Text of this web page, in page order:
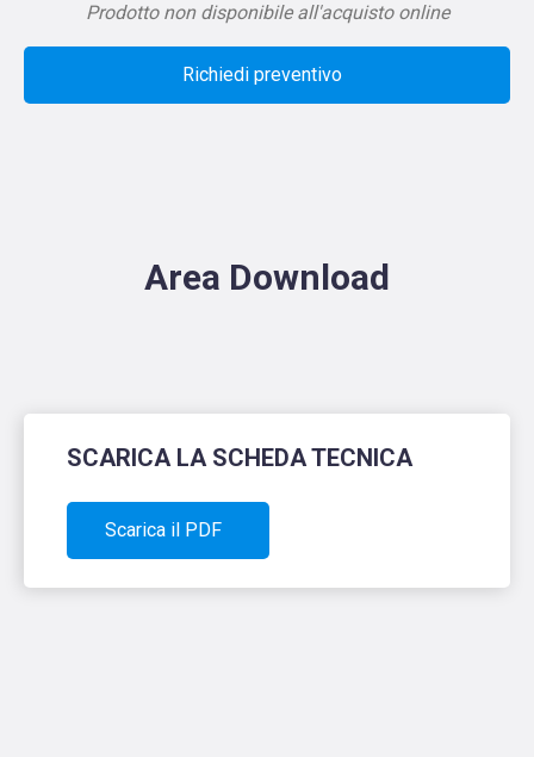
Prodotto non disponibile all'acquisto online
Richiedi preventivo
Area Download
SCARICA LA SCHEDA TECNICA
Scarica il PDF